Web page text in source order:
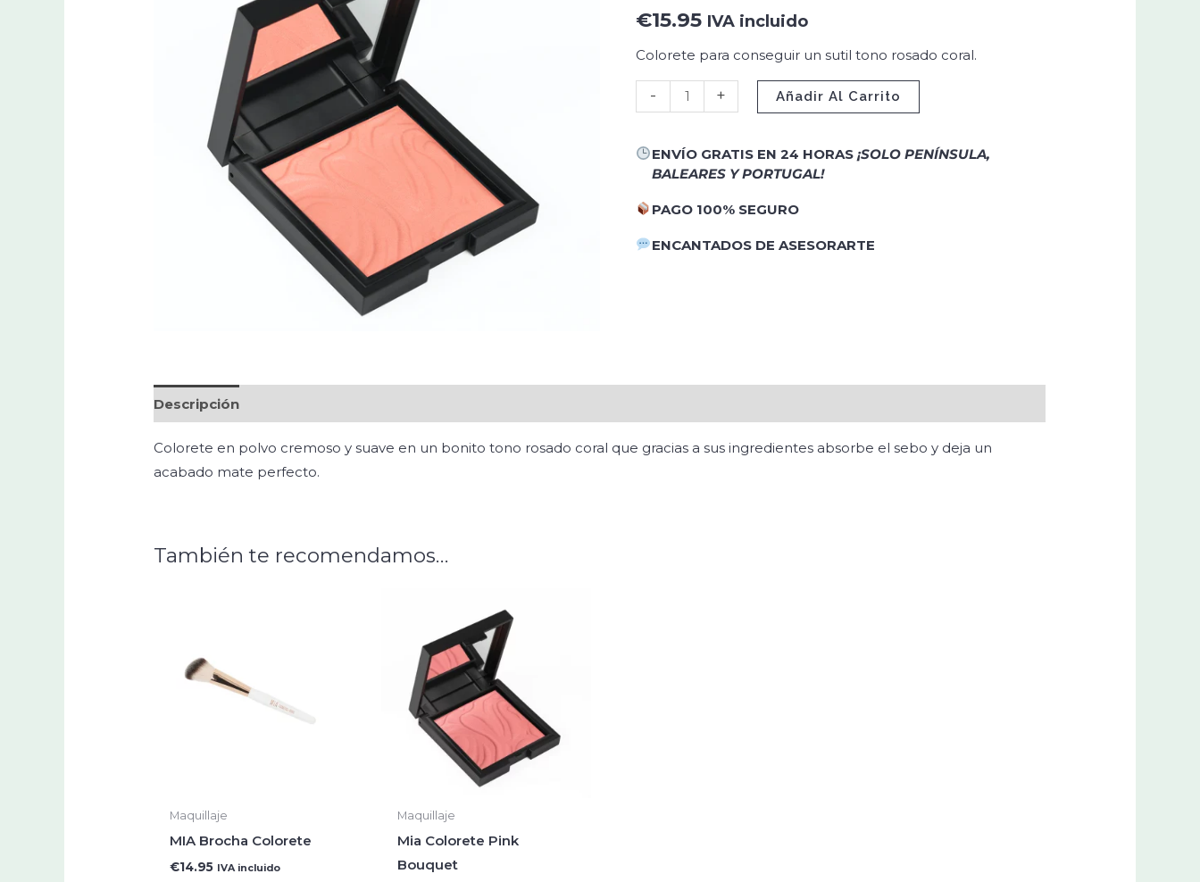
€15.95 IVA incluido
Colorete para conseguir un sutil tono rosado coral.
- + Añadir Al Carrito
ENVÍO GRATIS EN 24 HORAS ¡SOLO PENÍNSULA,
BALEARES Y PORTUGAL!
PAGO 100% SEGURO
ENCANTADOS DE ASESORARTE
Descripción
Colorete en polvo cremoso y suave en un bonito tono rosado coral que gracias a sus ingredientes absorbe el sebo y deja un
acabado mate perfecto.
También te recomendamos…
Maquillaje
MIA Brocha Colorete
€14.95 IVA incluido
Maquillaje
Mia Colorete Pink
Bouquet